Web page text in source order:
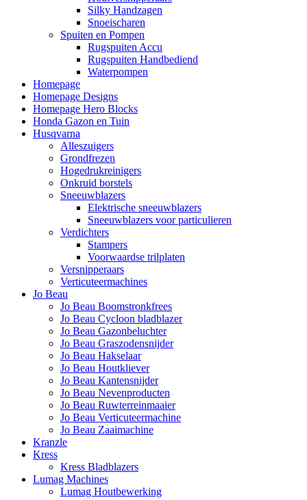
Silky Handzagen
Snoeischaren
Spuiten en Pompen
Rugspuiten Accu
Rugspuiten Handbediend
Waterpompen
Homepage
Homepage Designs
Homepage Hero Blocks
Honda Gazon en Tuin
Husqvarna
Alleszuigers
Grondfrezen
Hogedrukreinigers
Onkruid borstels
Sneeuwblazers
Elektrische sneeuwblazers
Sneeuwblazers voor particulieren
Verdichters
Stampers
Voorwaardse trilplaten
Versnipperaars
Verticuteermachines
Jo Beau
Jo Beau Boomstronkfrees
Jo Beau Cycloon bladblazer
Jo Beau Gazonbeluchter
Jo Beau Graszodensnijder
Jo Beau Hakselaar
Jo Beau Houtkliever
Jo Beau Kantensnijder
Jo Beau Nevenproducten
Jo Beau Ruwterreinmaaier
Jo Beau Verticuteermachine
Jo Beau Zaaimachine
Kranzle
Kress
Kress Bladblazers
Lumag Machines
Lumag Houtbewerking